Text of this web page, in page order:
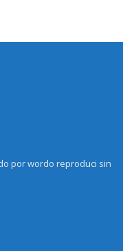
por wordo reproduci sin